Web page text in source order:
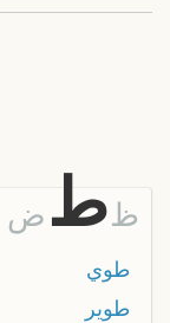
ض طظ
طوي
طوير